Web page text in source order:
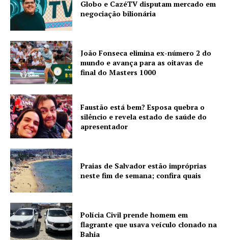
Globo e CazéTV disputam mercado em
negociação bilionária
João Fonseca elimina ex-número 2 do
mundo e avança para as oitavas de
final do Masters 1000
Faustão está bem? Esposa quebra o
silêncio e revela estado de saúde do
apresentador
Praias de Salvador estão impróprias
neste fim de semana; confira quais
Polícia Civil prende homem em
flagrante que usava veículo clonado na
Bahia